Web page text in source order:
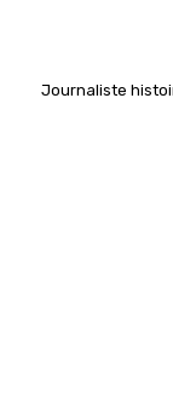
Journaliste